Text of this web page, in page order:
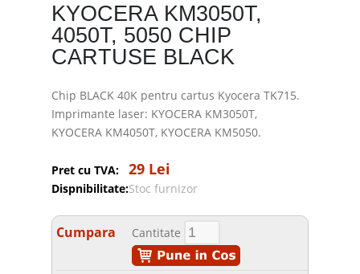
KYOCERA KM3050T,
4050T, 5050 CHIP
CARTUSE BLACK
Chip BLACK 40K pentru cartus Kyocera TK715.
Imprimante laser: KYOCERA KM3050T,
KYOCERA KM4050T, KYOCERA KM5050.
Pret cu TVA: 29 Lei
Dispnibilitate:Stoc furnizor
Cumpara Cantitate